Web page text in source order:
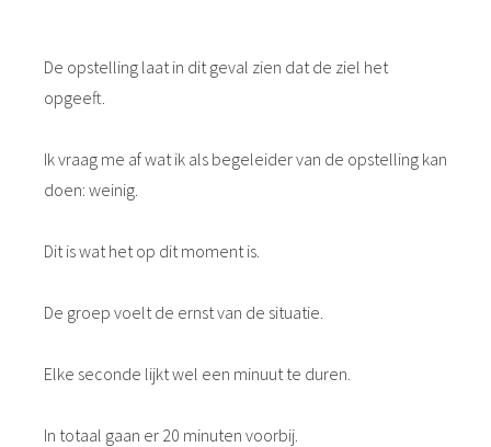
De opstelling laat in dit geval zien dat de ziel het
opgeeft.
Ik vraag me af wat ik als begeleider van de opstelling kan
doen: weinig.
Dit is wat het op dit moment is.
De groep voelt de ernst van de situatie.
Elke seconde lijkt wel een minuut te duren.
In totaal gaan er 20 minuten voorbij.